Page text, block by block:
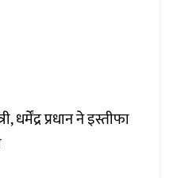
प्रधान ने इस्तीफा